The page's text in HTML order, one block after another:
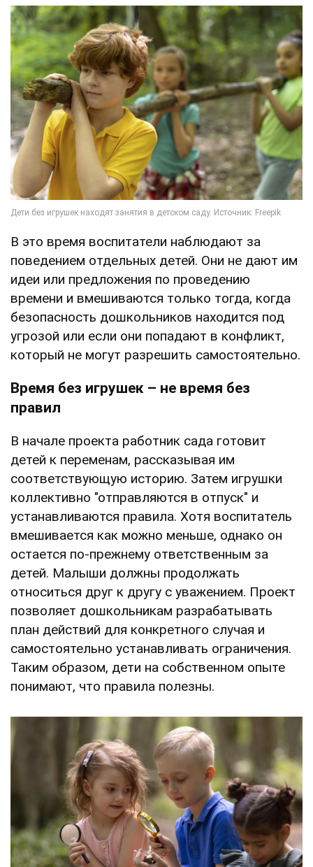
В это время воспитатели наблюдают за
поведением отдельных детей. Они не дают им
идеи или предложения по проведению
времени и вмешиваются только тогда, когда
безопасность дошкольников находится под
угрозой или если они попадают в конфликт,
который не могут разрешить самостоятельно.
Время без игрушек – не время без
правил
В начале проекта работник сада готовит
детей к переменам, рассказывая им
соответствующую историю. Затем игрушки
коллективно "отправляются в отпуск" и
устанавливаются правила. Хотя воспитатель
вмешивается как можно меньше, однако он
остается по-прежнему ответственным за
детей. Малыши должны продолжать
относиться друг к другу с уважением. Проект
позволяет дошкольникам разрабатывать
план действий для конкретного случая и
самостоятельно устанавливать ограничения.
Таким образом, дети на собственном опыте
понимают, что правила полезны.